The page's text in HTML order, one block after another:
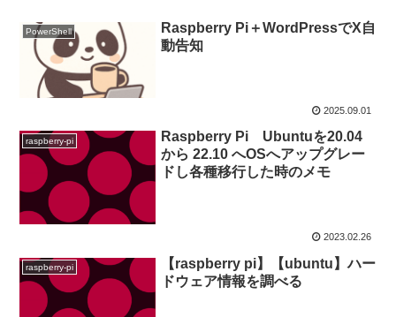
PowerShell
Raspberry Pi＋WordPressでX自
動告知
2025.09.01
raspberry-pi
Raspberry Pi Ubuntuを20.04
から 22.10 へOSへアップグレー
ドし各種移行した時のメモ
2023.02.26
raspberry-pi
【raspberry pi】【ubuntu】ハー
ドウェア情報を調べる